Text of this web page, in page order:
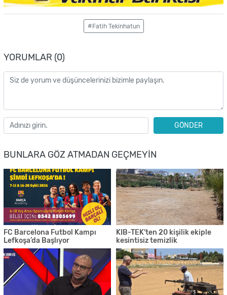
#Fatih Tekinhatun
YORUMLAR (0)
GÖNDER
BUNLARA GÖZ ATMADAN GEÇMEYIN
FC Barcelona Futbol Kampı
Lefkoşa’da Başlıyor
KIB-TEK'ten 20 kişilik ekiple
kesintisiz temizlik